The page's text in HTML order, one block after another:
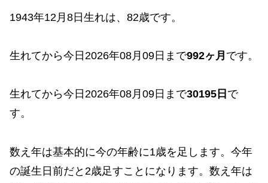
1943年12月8日生れは、82歳です。
生れてから今日2026年08月09日まで992ヶ月 です。
生れてから今日2026年08月09日まで30195日 で
す。
数え年は基本的に今の年齢に1歳を足します。今年
の誕生日前だと2歳足すことになります。数え年は